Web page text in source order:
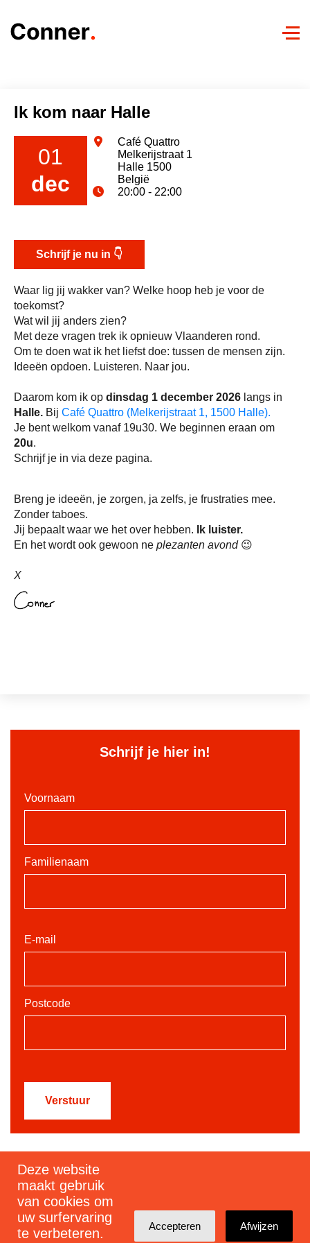
Ik kom naar Halle
01
dec
Café Quattro
Melkerijstraat 1
Halle 1500
België
20:00 - 22:00
Schrijf je nu in 👇
Waar lig jij wakker van? Welke hoop heb je voor de
toekomst?
Wat wil jij anders zien?
Met deze vragen trek ik opnieuw Vlaanderen rond.
Om te doen wat ik het liefst doe: tussen de mensen zijn.
Ideeën opdoen. Luisteren. Naar jou.
Daarom kom ik op dinsdag 1 december 2026 langs in
Halle. Bij Café Quattro (Melkerijstraat 1, 1500 Halle).
Je bent welkom vanaf 19u30. We beginnen eraan om
20u.
Schrijf je in via deze pagina.
Breng je ideeën, je zorgen, ja zelfs, je frustraties mee.
Zonder taboes.
Jij bepaalt waar we het over hebben. Ik luister.
En het wordt ook gewoon ne plezanten avond 😉
X
Schrijf je hier in!
Voornaam
Familienaam
E-mail
Postcode
Schrijf je in voor mijn nieuwsbrief
Deze website
maakt gebruik
van cookies om
uw surfervaring
te verbeteren.
Accepteren Afwijzen